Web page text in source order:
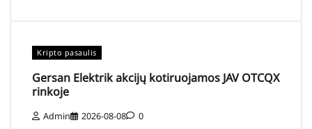
Kripto pasaulis
Gersan Elektrik akcijų kotiruojamos JAV OTCQX
rinkoje
Admin 2026-08-08 0